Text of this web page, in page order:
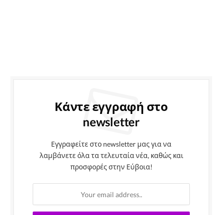
Κάντε εγγραφή στο
newsletter
Εγγραφείτε στο newsletter μας για να
λαμβάνετε όλα τα τελευταία νέα, καθώς και
προσφορές στην Εύβοια!